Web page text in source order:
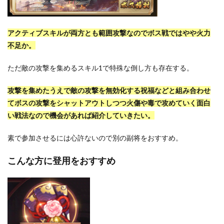
アクティブスキルが両方とも範囲攻撃なのでボス戦ではやや火力
不足か。
ただ敵の攻撃を集めるスキル1で特殊な倒し方も存在する。
攻撃を集めたうえで敵の攻撃を無効化する祝福などと組み合わせ
てボスの攻撃をシャットアウトしつつ火傷や毒で攻めていく面白
い戦法なので機会があれば紹介していきたい。
素で参加させるには心許ないので別の副将をおすすめ。
こんな方に登用をおすすめ